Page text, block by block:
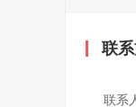
联
联系